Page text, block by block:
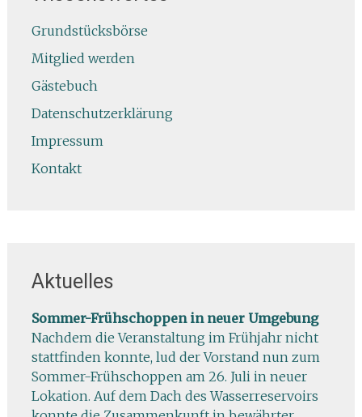
Grundstücksbörse
Mitglied werden
Gästebuch
Datenschutzerklärung
Impressum
Kontakt
Aktuelles
Sommer-Frühschoppen in neuer Umgebung
Nachdem die Veranstaltung im Frühjahr nicht
stattfinden konnte, lud der Vorstand nun zum
Sommer-Frühschoppen am 26. Juli in neuer
Lokation. Auf dem Dach des Wasserreservoirs